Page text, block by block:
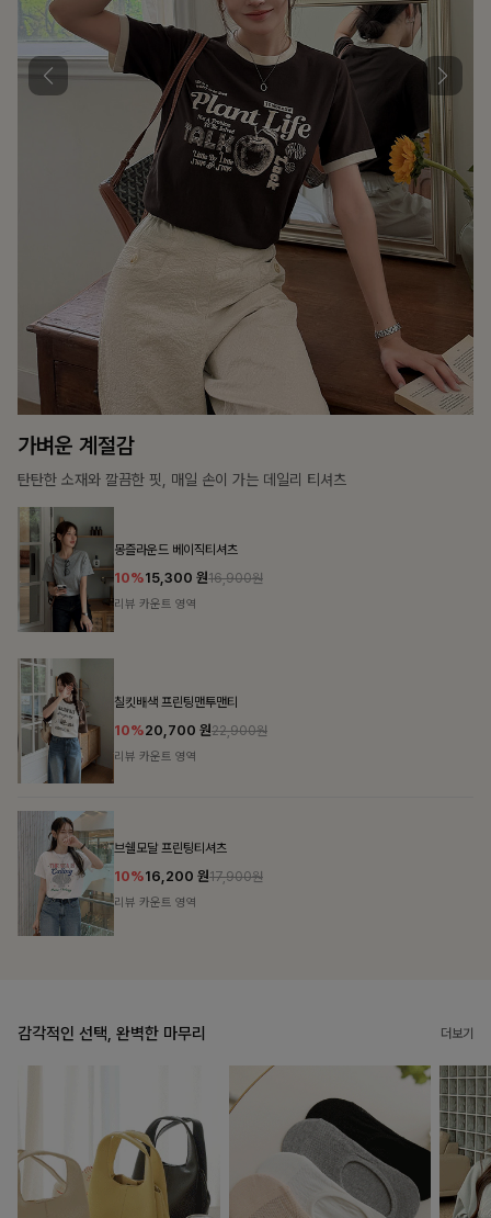
17% 58,900원
리뷰 카운트 영역
블룬티 나시원피스+셔츠SET
15%31,900원37,500원
리뷰 카운트 영역
캣시어서커 버튼카라원피스+벨트SET
79,900 95,100원
감각적인 선택, 완벽한 마무리 더보기